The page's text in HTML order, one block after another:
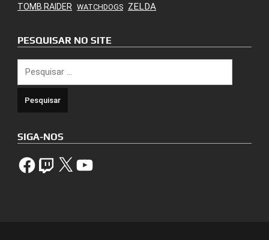
TOMB RAIDER WATCHDOGS ZELDA
PESQUISAR NO SITE
por:
SIGA-NOS
FacebookTwitch X YouTube